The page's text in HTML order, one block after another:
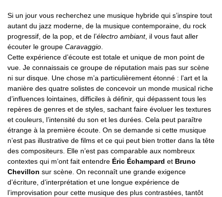
Si un jour vous recherchez une musique hybride qui s’inspire tout
autant du jazz moderne, de la musique contemporaine, du rock
progressif, de la pop, et de l’électro ambiant, il vous faut aller
écouter le groupe Caravaggio
Cette expérience d’écoute est totale et unique de mon point de
vue. Je connaissais ce groupe de réputation mais pas sur scène
ni sur disque. Une chose m’a particulièrement étonné : l’art et la
manière des quatre solistes de concevoir un monde musical riche
d’influences lointaines, difficiles à définir, qui dépassent tous les
repères de genres et de styles, sachant faire évoluer les textures
et couleurs, l’intensité du son et les durées. Cela peut paraître
étrange à la première écoute. On se demande si cette musique
n’est pas illustrative de films et ce qui peut bien trotter dans la tête
des compositeurs. Elle n’est pas comparable aux nombreux
contextes qui m’ont fait entendre Éric Échampard et Bruno
Chevillon sur scène. On reconnaît une grande exigence
d’écriture, d’interprétation et une longue expérience de
l’improvisation pour cette musique des plus contrastées, tantôt